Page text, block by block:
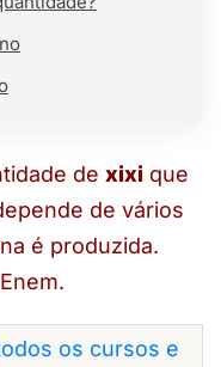
de xixi que
de vários
é produzida.
os cursos e